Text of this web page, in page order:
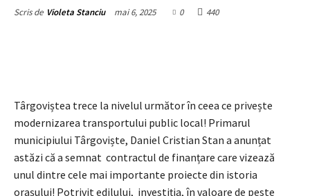
Scris de Violeta Stanciu mai 6, 2025 0 440
Târgoviștea trece la nivelul următor în ceea ce privește
modernizarea transportului public local! Primarul
municipiului Târgoviște, Daniel Cristian Stan a anunțat
astăzi că a semnat contractul de finanțare care vizează
unul dintre cele mai importante proiecte din istoria
orașului! Potrivit edilului, investiția, în valoare de peste